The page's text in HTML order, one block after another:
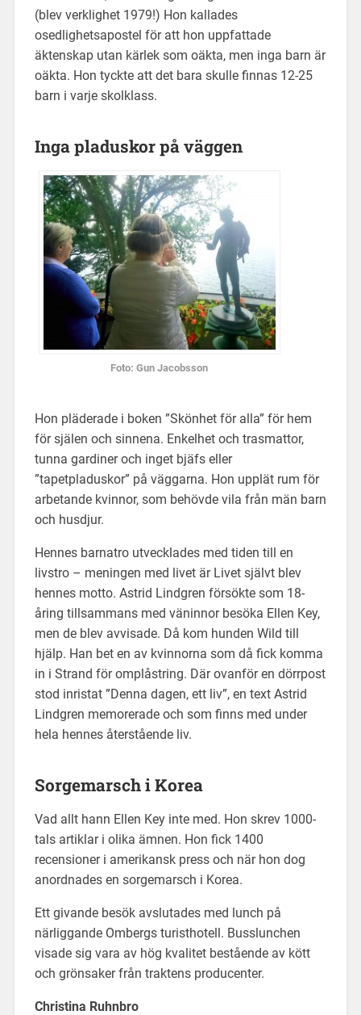
(blev verklighet 1979!) Hon kallades
osedlighetsapostel för att hon uppfattade
äktenskap utan kärlek som oäkta, men inga barn är
oäkta. Hon tyckte att det bara skulle finnas 12-25
barn i varje skolklass.
Inga pladuskor på väggen
Foto: Gun Jacobsson
Hon pläderade i boken ”Skönhet för alla” för hem
för själen och sinnena. Enkelhet och trasmattor,
tunna gardiner och inget bjäfs eller
”tapetpladuskor” på väggarna. Hon upplät rum för
arbetande kvinnor, som behövde vila från män barn
och husdjur.
Hennes barnatro utvecklades med tiden till en
livstro – meningen med livet är Livet självt blev
hennes motto. Astrid Lindgren försökte som 18-
åring tillsammans med väninnor besöka Ellen Key,
men de blev avvisade. Då kom hunden Wild till
hjälp. Han bet en av kvinnorna som då fick komma
in i Strand för omplåstring. Där ovanför en dörrpost
stod inristat ”Denna dagen, ett liv”, en text Astrid
Lindgren memorerade och som finns med under
hela hennes återstående liv.
Sorgemarsch i Korea
Vad allt hann Ellen Key inte med. Hon skrev 1000-
tals artiklar i olika ämnen. Hon fick 1400
recensioner i amerikansk press och när hon dog
anordnades en sorgemarsch i Korea.
Ett givande besök avslutades med lunch på
närliggande Ombergs turisthotell. Busslunchen
visade sig vara av hög kvalitet bestående av kött
och grönsaker från traktens producenter.
Christina Ruhnbro